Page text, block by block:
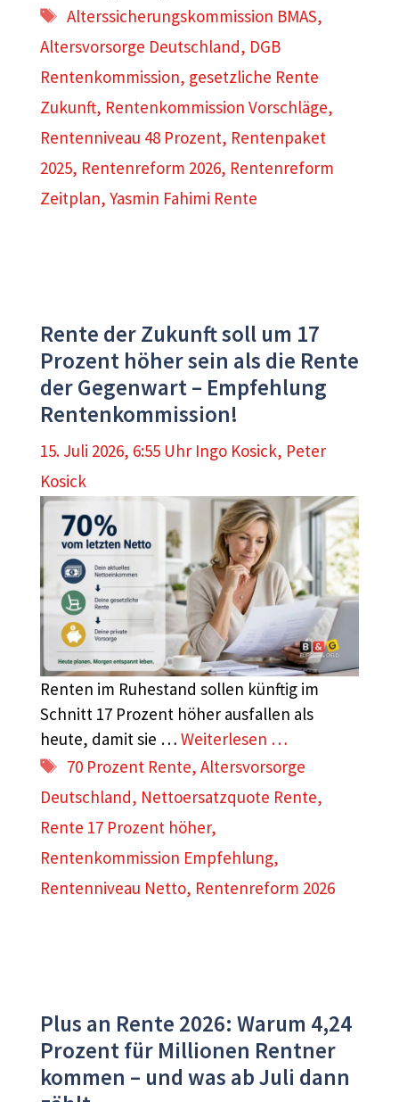
Schlagwörter
Alterssicherungskommission BMAS,
Altersvorsorge Deutschland, DGB
Rentenkommission, gesetzliche Rente
Zukunft, Rentenkommission Vorschläge,
Rentenniveau 48 Prozent, Rentenpaket
2025, Rentenreform 2026, Rentenreform
Zeitplan, Yasmin Fahimi Rente
Rente der Zukunft soll um 17
Prozent höher sein als die Rente
der Gegenwart – Empfehlung
Rentenkommission!
15. Juli 2026, 6:55 Uhr Ingo Kosick, Peter
Kosick
Renten im Ruhestand sollen künftig im
Schnitt 17 Prozent höher ausfallen als
heute, damit sie … Weiterlesen …
Schlagwörter
70 Prozent Rente,Altersvorsorge
Deutschland, Nettoersatzquote Rente,
Rente 17 Prozent höher,
Rentenkommission Empfehlung,
Rentenniveau Netto, Rentenreform 2026
Plus an Rente 2026: Warum 4,24
Prozent für Millionen Rentner
kommen – und was ab Juli dann